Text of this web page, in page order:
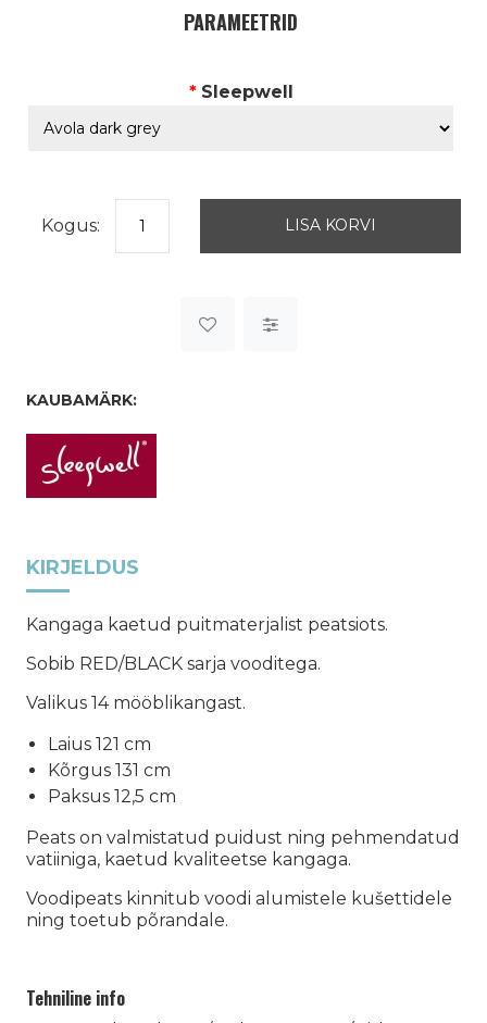
PARAMEETRID
* Sleepwell
Kogus:
KAUBAMÄRK:
KIRJELDUS
Kangaga kaetud puitmaterjalist peatsiots.
Sobib RED/BLACK sarja vooditega.
Valikus 14 mööblikangast.
Laius 121 cm
Kõrgus 131 cm
Paksus 12,5 cm
Peats on valmistatud puidust ning pehmendatud
vatiiniga, kaetud kvaliteetse kangaga.
Voodipeats kinnitub voodi alumistele kušettidele
ning toetub põrandale.
Tehniline info